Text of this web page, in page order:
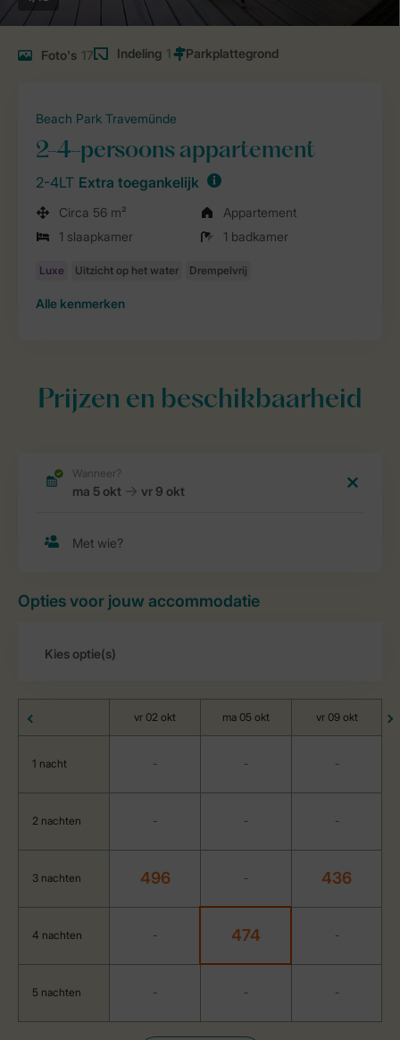
Foto's 17 Indeling 1
Beach Park Travemünde
2-4-persoons appartement
2-4LT Extra toegankelijk
Circa 56 m²
Appartement
1 slaapkamer
1 badkamer
Alle kenmerken
Prijzen en beschikbaarheid
Opties voor jouw accommodatie
vr 02 okt ma 05 okt vr 09 okt
1 nacht - - -
2 nachten - - -
3 nachten 496 - 436
4 nachten - 474 -
5 nachten - - -